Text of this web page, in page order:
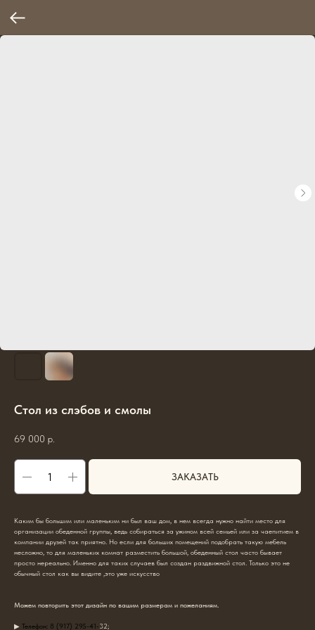
Стол из слэбов и смолы
69 000 р.
ЗАКАЗАТЬ
Каким бы большим или маленьким ни был ваш дом, в нем всегда нужно найти место для
организации обеденной группы, ведь собираться за ужином всей семьей или за чаепитием в
компании друзей так приятно. Но если для больших помещений подобрать такую мебель
несложно, то для маленьких комнат разместить большой, обеденный стол часто бывает
просто нереально. Именно для таких случаев был создан раздвижной стол. Только это не
обычный стол как вы видите ,это уже искусство
Можем повторить этот дизайн по вашим размерам и пожеланиям.
▶ Телефон: 8 (917) 295-41-32;